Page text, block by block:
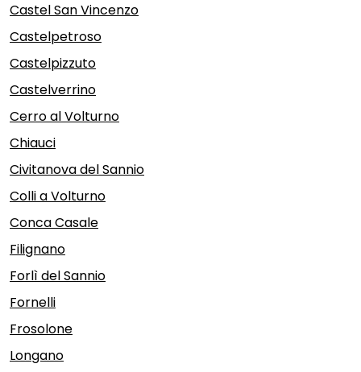
Castel San Vincenzo
Castelpetroso
Castelpizzuto
Castelverrino
Cerro al Volturno
Chiauci
Civitanova del Sannio
Colli a Volturno
Conca Casale
Filignano
Forlì del Sannio
Fornelli
Frosolone
Longano